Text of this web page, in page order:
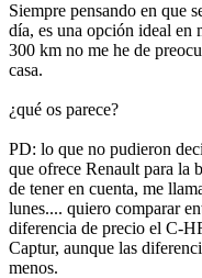
Siempre pensando en que
día, es una opción ideal en
300 km no me he de
casa.
¿qué os parece?
PD: lo que no pudieron
que ofrece Renault para la
de tener en cuenta, me
lunes.... quiero comparar
diferencia de precio el C-
Captur, aunque las
menos.